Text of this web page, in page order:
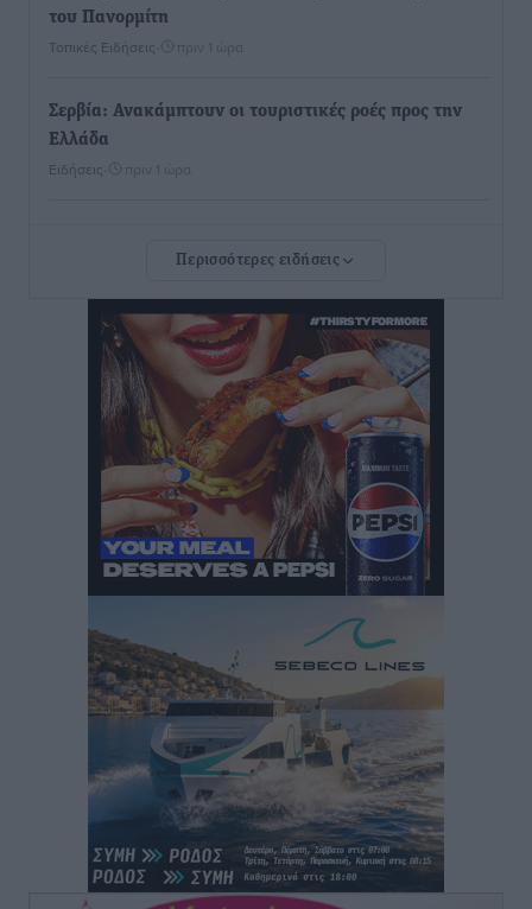
του Πανορμίτη
Τοπικές Ειδήσεις πριν 1 ώρα
Σερβία: Ανακάμπτουν οι τουριστικές ροές προς την
Ελλάδα
Ειδήσεις πριν 1 ώρα
πριν 1 ώρα
Ρόδος: Τραυματίστηκε 53χρονος ναυτικός
Τοπικές Ειδήσεις πριν 1 ώρα
Airbnb: Αυξημένα έσοδα στο β’ τρίμηνο με «όχημα»
το Μουντιάλ
πριν 1 ώρα
Ενίσχυση των υπηρεσιών υγείας στο αεροδρόμιο της
Ρόδου: «Η πολιτική βούληση είναι η ενίσχυση, όχι η
αφαίρεση»
Τοπικές Ειδήσεις
Αρνείται τα πάντα ο 53χρονος φερόμενος ως λογιστής
και μιλά για σκευωρία γνωστών μεταξύ τους
καταγγελλόντων
Τοπικές Ειδήσεις πριν 2 ώρες
Δήμος Ρόδου: Επήλθε συμβιβασμός με την οικογένεια
του θύματος του σοκαριστικού θανατηφόρου
τροχαίου του 2014
Περισσότερες ειδήσεις